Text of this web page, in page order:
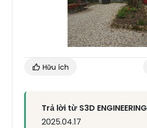
Hữu ích
Trả lời từ S3D ENGINEERING
2025.04.17